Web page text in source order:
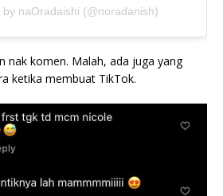
by naOradaishi (@noradanish)
nak komen. Malah, ada juga yang
ketika membuat TikTok.